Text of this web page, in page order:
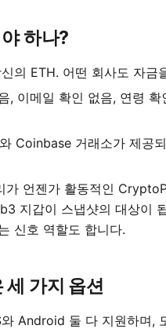
하나?
의 ETH. 어떤 회사도 자금
, 이메일 확인 없음, 연령
Coinbase 거래소가 제공
가 언젠가 활동적인
지갑이 스냅샷의 대상이
신호 역할도 합니다.
가지 옵션
Android 둘 다 지원하며,